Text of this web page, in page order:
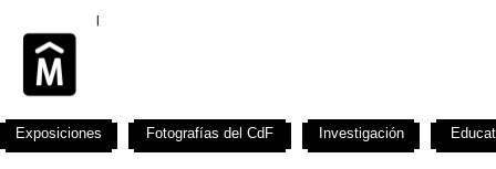
Exposiciones Fotografías del CdF Investigación